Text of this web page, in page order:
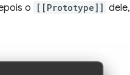
o [[Prototype]] dele,